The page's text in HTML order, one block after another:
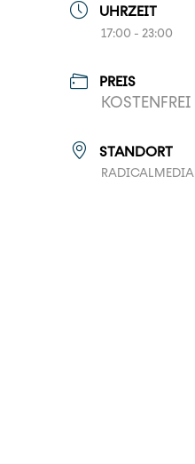
UHRZEIT
17:00 - 23:00
PREIS
KOSTENFREI
STANDORT
RADICALMEDIA